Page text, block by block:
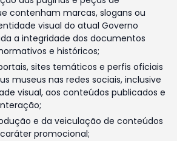
contenham marcas, slogans ou
visual do atual Governo
a integridade dos documentos
e históricos;
sites temáticos e perfis oficiais
museus nas redes sociais, inclusive
visual, aos conteúdos publicados e
e da veiculação de conteúdos
promocional;